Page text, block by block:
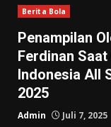
Berita Bola
Penampilan
Ferdinan
Indonesia All
2025
Admin Juli 7, 2025